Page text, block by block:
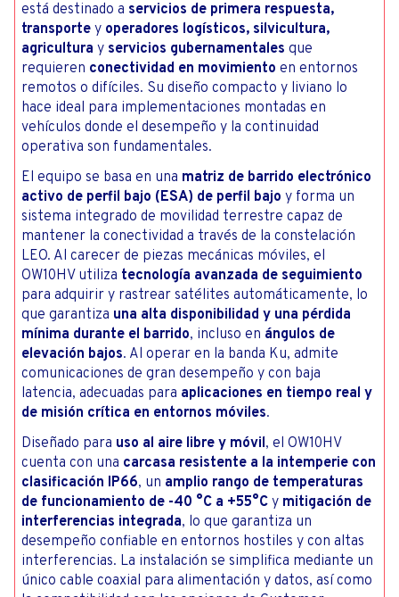
está destinado a servicios de primera respuesta,
transporte y operadores logísticos, silvicultura,
agricultura y servicios gubernamentales que
requieren conectividad en movimiento en entornos
remotos o difíciles. Su diseño compacto y liviano lo
hace ideal para implementaciones montadas en
vehículos donde el desempeño y la continuidad
operativa son fundamentales.
El equipo se basa en una matriz de barrido electrónico
activo de perfil bajo (ESA) de perfil bajo y forma un
sistema integrado de movilidad terrestre capaz de
mantener la conectividad a través de la constelación
LEO. Al carecer de piezas mecánicas móviles, el
OW10HV utiliza tecnología avanzada de seguimiento
para adquirir y rastrear satélites automáticamente, lo
que garantiza una alta disponibilidad y una pérdida
mínima durante el barrido, incluso en ángulos de
elevación bajos. Al operar en la banda Ku, admite
comunicaciones de gran desempeño y con baja
latencia, adecuadas para aplicaciones en tiempo real y
de misión crítica en entornos móviles.
Diseñado para uso al aire libre y móvil, el OW10HV
cuenta con una carcasa resistente a la intemperie con
clasificación IP66, un amplio rango de temperaturas
de funcionamiento de -40 °C a +55°C y mitigación de
interferencias integrada, lo que garantiza un
desempeño confiable en entornos hostiles y con altas
interferencias. La instalación se simplifica mediante un
único cable coaxial para alimentación y datos, así como